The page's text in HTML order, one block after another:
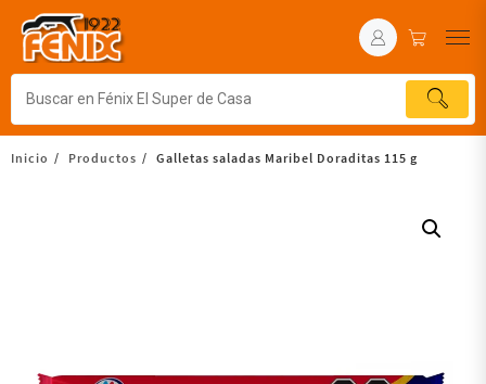
Inicio Productos Galletas saladas Maribel Doraditas 115 g